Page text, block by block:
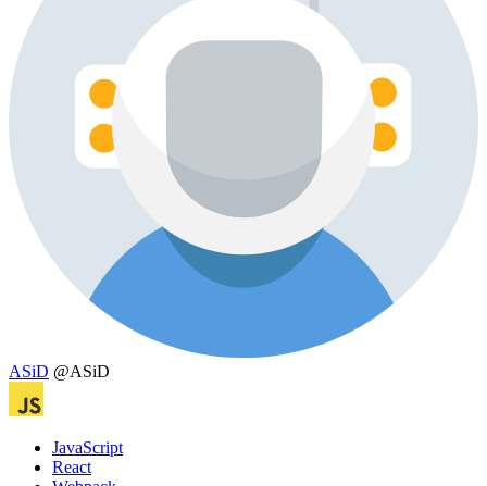
ASiD @ASiD
JavaScript
React